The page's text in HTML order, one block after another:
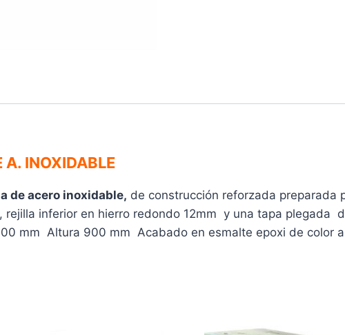
A. INOXIDABLE
de acero inoxidable, de construcción reforzada preparada
inferior en hierro redondo 12mm y una tapa plegada
mm Altura 900 mm Acabado en esmalte epoxi de color